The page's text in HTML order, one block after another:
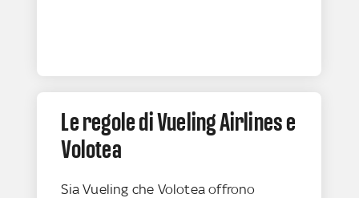
Le regole di Vueling Airlines e
Volotea
Sia Vueling che Volotea offrono